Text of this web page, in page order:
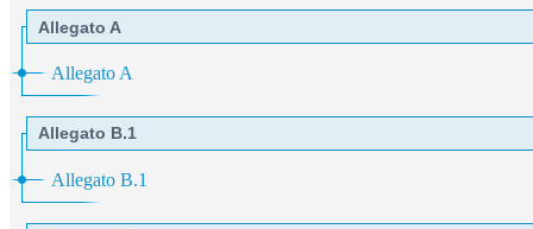
Allegato A
Allegato A
Allegato B.1
Allegato B.1